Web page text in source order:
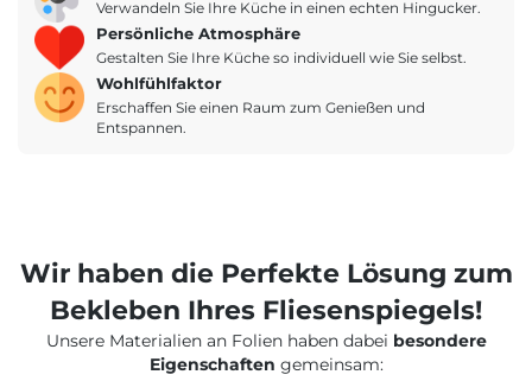
Verwandeln Sie Ihre Küche in einen echten Hingucker.
Persönliche Atmosphäre
Gestalten Sie Ihre Küche so individuell wie Sie selbst.
Wohlfühlfaktor
Erschaffen Sie einen Raum zum Genießen und
Entspannen.
Wir haben die Perfekte Lösung zum
Bekleben Ihres Fliesenspiegels!
Unsere Materialien an Folien haben dabei besondere
Eigenschaften gemeinsam: